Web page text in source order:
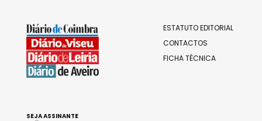
ESTATUTO EDITORIAL
CONTACTOS
FICHA TÉCNICA
SEJA ASSINANTE